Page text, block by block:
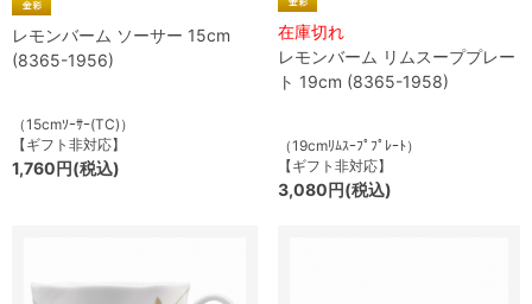
レモンバーム ソーサー 15cm
(8365-1956)
（15cmｿｰｻｰ(TC)）
【ギフト非対応】
1,760円(税込)
在庫切れ
レモンバーム リムスーププレー
ト 19cm (8365-1958)
（19cmﾘﾑｽｰﾌﾟﾌﾟﾚｰﾄ）
【ギフト非対応】
3,080円(税込)